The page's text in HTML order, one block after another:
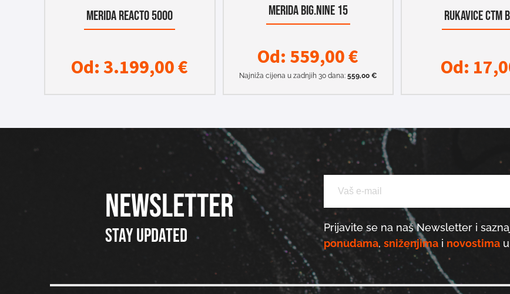
MERIDA REACTO 5000
Od:3.199,00€
MERIDA BIG.NINE 15
Od:559,00€
Najniža cijena u zadnjih 30 dana: 559,00 €
RUKAVICE CTM
Od:
NEWSLETTER
Stay updated Prijavite se na naš Newsletter i
ponudama, sniženjimai novostimau